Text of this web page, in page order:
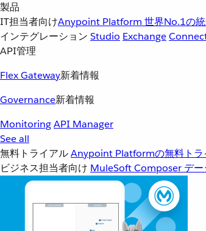
製品
IT担当者向けAnypoint Platform 世界No.1の
インテグレーション Studio Exchange
API管理
Flex Gateway新着情報
Governance新着情報
MonitoringAPI Manager
See all
無料トライアルAnypoint Platformの無料トラ
ビジネス担当者向け MuleSoft Composer デ